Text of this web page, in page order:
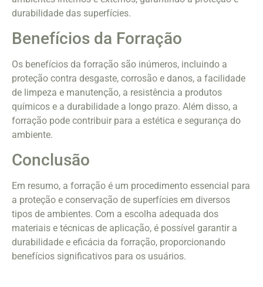
durabilidade das superfícies.
Benefícios da Forração
Os benefícios da forração são inúmeros, incluindo a
proteção contra desgaste, corrosão e danos, a facilidade
de limpeza e manutenção, a resistência a produtos
químicos e a durabilidade a longo prazo. Além disso, a
forração pode contribuir para a estética e segurança do
ambiente.
Conclusão
Em resumo, a forração é um procedimento essencial para
a proteção e conservação de superfícies em diversos
tipos de ambientes. Com a escolha adequada dos
materiais e técnicas de aplicação, é possível garantir a
durabilidade e eficácia da forração, proporcionando
benefícios significativos para os usuários.